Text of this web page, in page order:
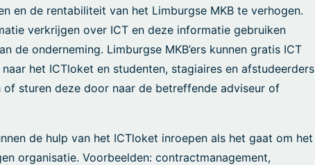
en de rentabiliteit van het Limburgse MKB te verhogen.
verkrijgen over ICT en deze informatie gebruiken
de onderneming. Limburgse MKB’ers kunnen gratis ICT
het ICTloket en studenten, stagiaires en afstudeerders
sturen deze door naar de betreffende adviseur of
de hulp van het ICTloket inroepen als het gaat om het
organisatie. Voorbeelden: contractmanagement,